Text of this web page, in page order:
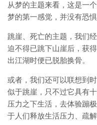
从梦的主题来看，这是一
梦的第一感觉，并没有恐惧
跳崖、死亡的主题，我们
迫不得已跳下山崖后，获
出江湖时便已脱胎换骨。
或者，我们还可以联想到
似于跳崖，只不过它具有
压力之下生活，去体验蹦
于人们释放生活压力、疏解